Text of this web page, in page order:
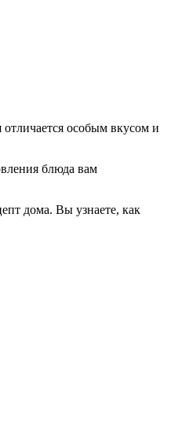
отличается особым вкусом и
блюда вам
дома. Вы узнаете, как